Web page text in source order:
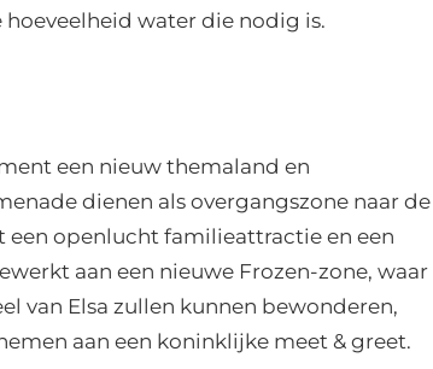
water die nodig is.
een nieuw themaland en
dienen als overgangszone naar de
openlucht familieattractie en een
aan een nieuwe Frozen-zone, waar
van Elsa zullen kunnen bewonderen,
aan een koninklijke meet & greet.